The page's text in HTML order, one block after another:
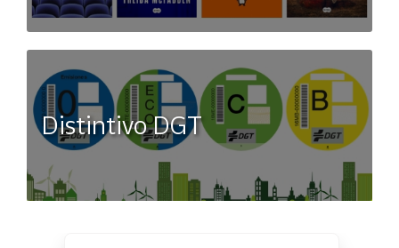
Distintivo DGT